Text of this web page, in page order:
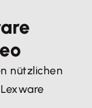
nützlichen